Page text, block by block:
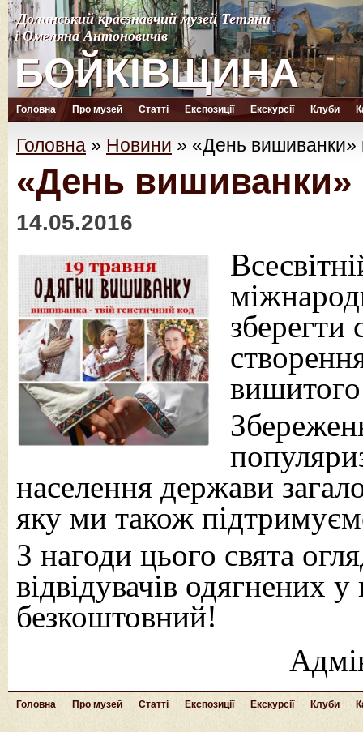
Долинський краєзнавчий музей Тетяни
і Омеляна Антоновичів
БОЙКІВЩИНА
Долинський краєзнавчий музей Тетяни
і Омеляна Антоновичів
БОЙКІВЩИНА
Головна Про музей Статті Експозиції Екскурсії Клуби
Головна » Новини » «День вишиванки»
«День вишиванки»
14.05.2016
зберегти
вишитого
населення держави
яку ми також
З нагоди цього свята
відвідувачів одягнених
безкоштовний!
Головна Про музей Статті Експозиції Екскурсії Клуби